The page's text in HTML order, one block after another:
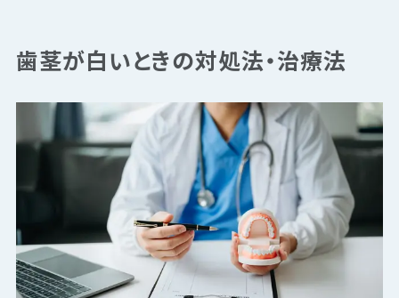
歯茎が白いときの対処法・治療法